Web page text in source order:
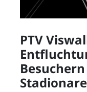
PTV